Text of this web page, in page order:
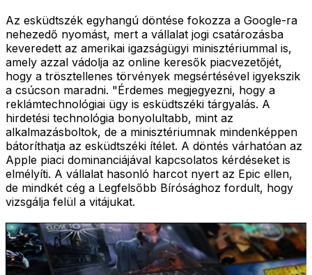
Az esküdtszék egyhangú döntése fokozza a Google-ra
nehezedő nyomást, mert a vállalat jogi csatározásba
keveredett az amerikai igazságügyi minisztériummal is,
amely azzal vádolja az online keresők piacvezetőjét,
hogy a trösztellenes törvények megsértésével igyekszik
a csúcson maradni. "Érdemes megjegyezni, hogy a
reklámtechnológiai ügy is esküdtszéki tárgyalás. A
hirdetési technológia bonyolultabb, mint az
alkalmazásboltok, de a minisztériumnak mindenképpen
bátoríthatja az esküdtszéki ítélet. A döntés várhatóan az
Apple piaci dominanciájával kapcsolatos kérdéseket is
elmélyíti. A vállalat hasonló harcot nyert az Epic ellen,
de mindkét cég a Legfelsőbb Bírósághoz fordult, hogy
vizsgálja felül a vitájukat.